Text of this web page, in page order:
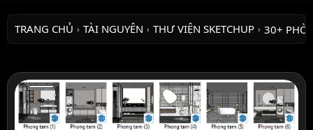
TRANG CHỦ › TÀI NGUYÊN › THƯ VIỆN SKETCHUP › 30+